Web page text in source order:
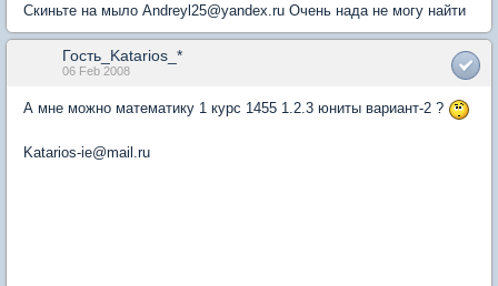
Скиньте на мыло Andreyl25@yandex.ru Очень нада не могу найти
Гость_Katarios_*
06 Feb 2008
А мне можно математику 1 курс 1455 1.2.3 юниты вариант-2 ?
Katarios-ie@mail.ru